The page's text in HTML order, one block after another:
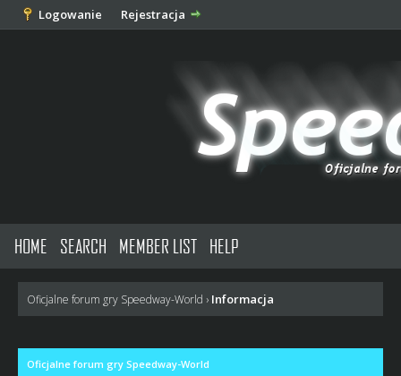
Logowanie Rejestracja
HOME SEARCH MEMBER LIST HELP
Oficjalne forum gry Speedway-World › Informacja
Oficjalne forum gry Speedway-World